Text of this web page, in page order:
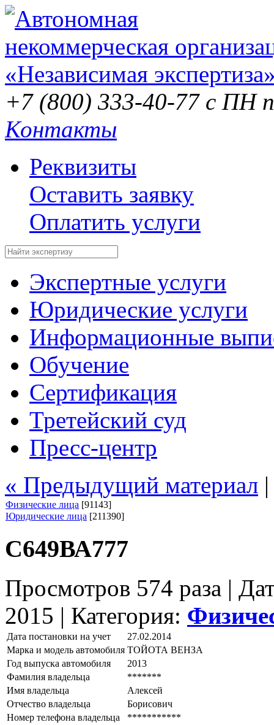
+7 (800) 333-40-77 с ПН
Контакты
Реквизиты
Оставить заявку
Оплатить услуги
Экспертные услуги
Юридические услуги
Информационные
Обучение
Сертификация
Третейский суд
Пресс-центр
« Предыдущий материал
Физические лица [91143]
Юридические лица [211390]
С649ВА777
Просмотров 574 раза |
2015 | Категория:
Дата постановки на учет
27.02.2014
Марка и модель автомобиля ТОЙОТА ВЕНЗА
Год выпуска автомобиля
2013
Фамилия владельца
*******
Имя владельца
Алексей
Отчество владельца
Борисович
Номер телефона владельца
***********